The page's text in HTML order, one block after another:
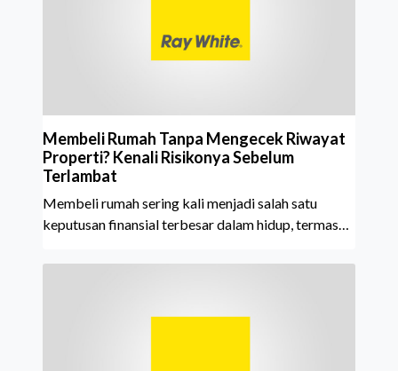
White Indonesia. Top Brand Award m
Membeli Rumah Tanpa Mengecek Riwayat
Properti? Kenali Risikonya Sebelum
Terlambat
Membeli rumah sering kali menjadi salah satu
keputusan finansial terbesar dalam hidup, termasuk
aktif merencanakan kepemilikan hunian maupun